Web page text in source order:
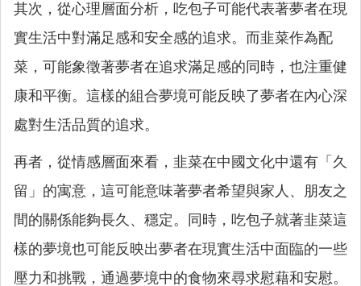
其次，從心理層面分析，吃包子可能代表著夢者在現
實生活中對滿足感和安全感的追求。而韭菜作為配
菜，可能象徵著夢者在追求滿足感的同時，也注重健
康和平衡。這樣的組合夢境可能反映了夢者在內心深
處對生活品質的追求。
再者，從情感層面來看，韭菜在中國文化中還有「久
留」的寓意，這可能意味著夢者希望與家人、朋友之
間的關係能夠長久、穩定。同時，吃包子就著韭菜這
樣的夢境也可能反映出夢者在現實生活中面臨的一些
壓力和挑戰，通過夢境中的食物來尋求慰藉和安慰。